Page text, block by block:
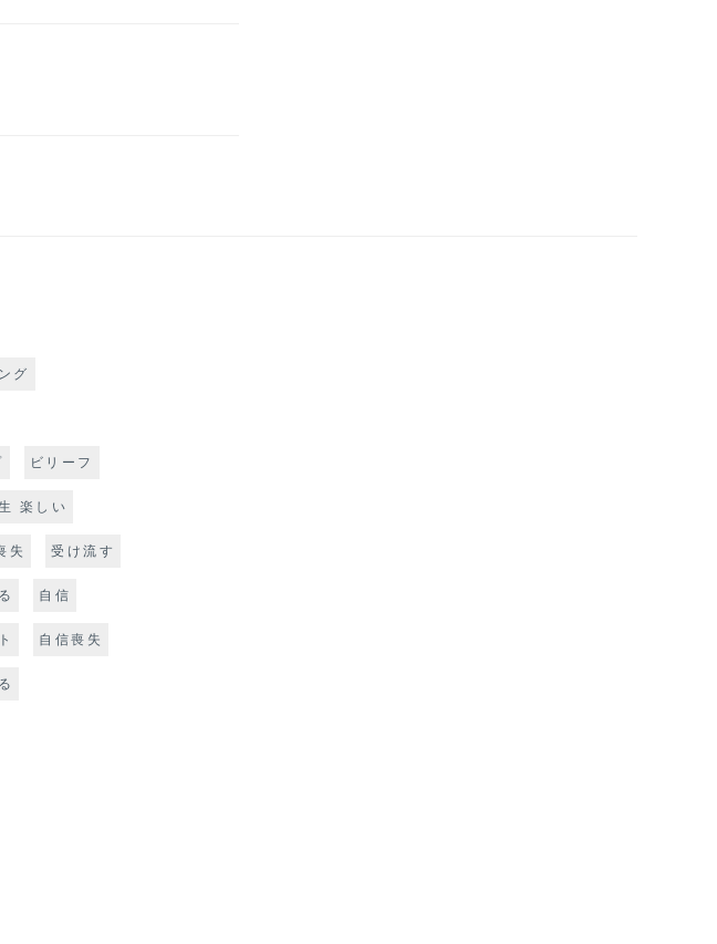
グ
ビリーフ
楽しい
失 受け流す
自信
自信喪失